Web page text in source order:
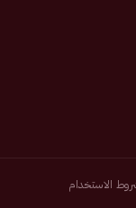
الاستخدام